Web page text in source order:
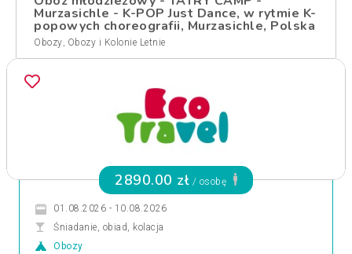
Murzasichle - K-POP Just Dance, w rytmie K-
popowych choreografii, Murzasichle, Polska
Obozy, Obozy i Kolonie Letnie
2890.00 zł / osobę
01.08.2026 - 10.08.2026
Śniadanie, obiad, kolacja
Obozy